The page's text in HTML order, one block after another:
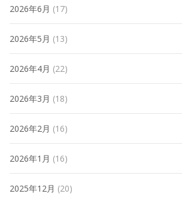
2026年6月 (17)
2026年5月 (13)
2026年4月 (22)
2026年3月 (18)
2026年2月 (16)
2026年1月 (16)
2025年12月 (20)